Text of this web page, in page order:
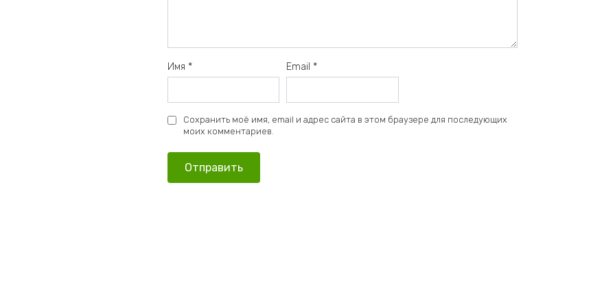
Имя * Email *
Сохранить моё имя, email и адрес сайта в этом браузере для последующих
моих комментариев.